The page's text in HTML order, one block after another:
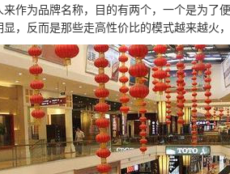
作为品牌名称，目的有两个，一个是为了
反而是那些走高性价比的模式越来越火